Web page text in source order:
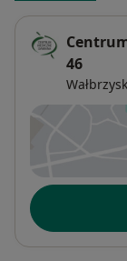
46
Dostępność